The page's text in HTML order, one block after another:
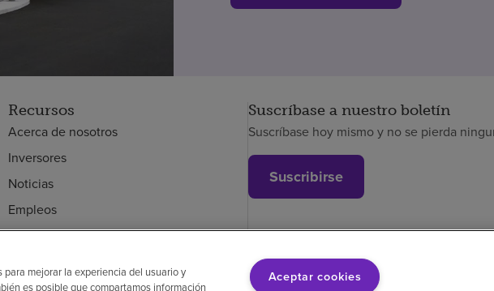
Recursos
Acerca de nosotros
Inversores
Noticias
Empleos
Empleados
Suscríbase a nuestro boletín
Suscríbase hoy mismo y no se pierda
Suscribirse
mejorar la experiencia del usuario y
es posible que compartamos información
Aceptar cookies